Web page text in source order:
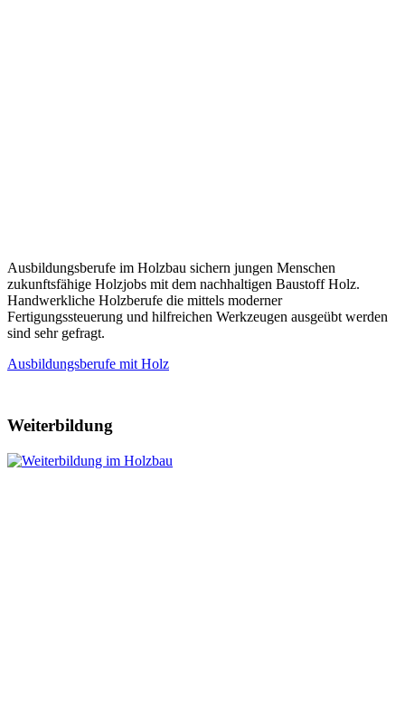
Ausbildungsberufe im Holzbau sichern jungen Menschen
zukunftsfähige Holzjobs mit dem nachhaltigen Baustoff Holz.
Handwerkliche Holzberufe die mittels moderner
Fertigungssteuerung und hilfreichen Werkzeugen ausgeübt werden
sind sehr gefragt.
Ausbildungsberufe mit Holz
Weiterbildung